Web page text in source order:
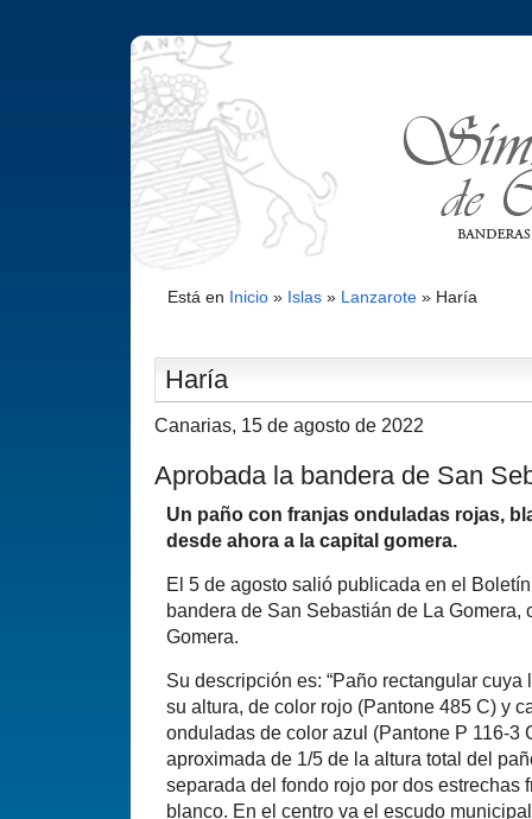
Está en Inicio» Islas» Lanzarote» Harí­a
Harí­a
Canarias, 15 de agosto de 2022
Aprobada la bandera de San
Un paño con franjas onduladas rojas,
desde ahora a la capital gomera.
El 5 de agosto salió publicada en el
bandera de San Sebastián de La Gomera,
Gomera.
Su descripción es: “Paño rectangular
su altura, de color rojo (Pantone 485 C) y
onduladas de color azul (Pantone P 116-3
aproximada de 1/5 de la altura total del
separada del fondo rojo por dos estrechas
blanco. En el centro va el escudo